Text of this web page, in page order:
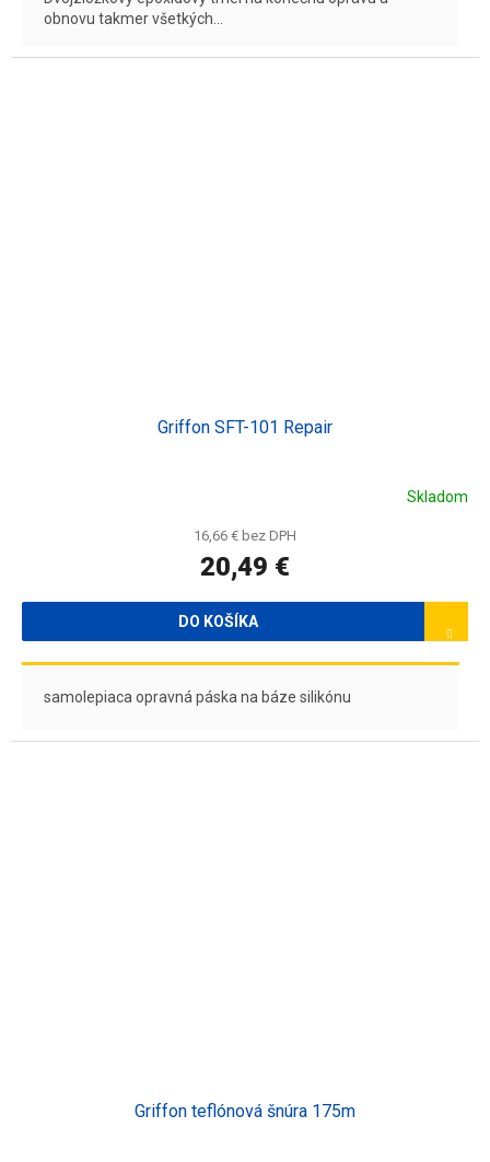
obnovu takmer všetkých...
Griffon SFT-101 Repair
Skladom
16,66 € bez DPH
20,49 €
DO KOŠÍKA
samolepiaca opravná páska na báze silikónu
Griffon teflónová šnúra 175m